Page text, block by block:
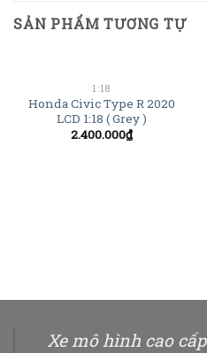
SẢN PHẨM TƯƠNG TỰ
1:18
Honda Civic Type R 2020
LCD 1:18 ( Grey )
2.400.000₫
Xe mô hình cao cấp